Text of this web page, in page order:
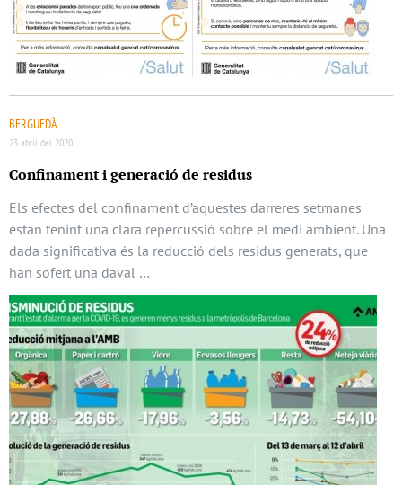
BERGUEDÀ
23 abril del 2020
Confinament i generació de residus
Els efectes del confinament d’aquestes darreres setmanes
estan tenint una clara repercussió sobre el medi ambient. Una
dada significativa és la reducció dels residus generats, que
han sofert una daval …